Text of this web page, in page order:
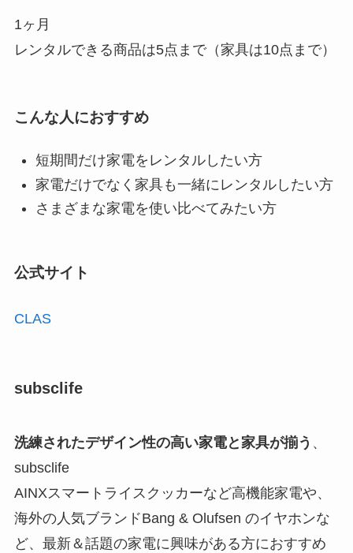
1ヶ月
レンタルできる商品は5点まで（家具は10点まで）
こんな人におすすめ
短期間だけ家電をレンタルしたい方
家電だけでなく家具も一緒にレンタルしたい方
さまざまな家電を使い比べてみたい方
公式サイト
CLAS
subsclife
洗練されたデザイン性の高い家電と家具が揃う 、
subsclife
AINXスマートライスクッカーなど高機能家電や、
海外の人気ブランドBang & Olufsen のイヤホンな
ど、最新＆話題の家電に興味がある方におすすめ